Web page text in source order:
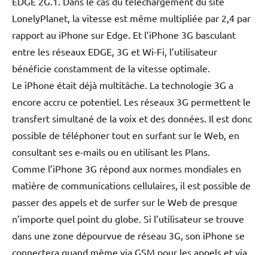
LonelyPlanet, la vitesse est même multipliée par 2,4 par
rapport au iPhone sur Edge. Et l’iPhone 3G basculant
entre les réseaux EDGE, 3G et Wi-Fi, l’utilisateur
bénéficie constamment de la vitesse optimale.
Le iPhone était déjà multitâche. La technologie 3G a
encore accru ce potentiel. Les réseaux 3G permettent le
transfert simultané de la voix et des données. Il est donc
possible de téléphoner tout en surfant sur le Web, en
consultant ses e-mails ou en utilisant les Plans.
Comme l’iPhone 3G répond aux normes mondiales en
matière de communications cellulaires, il est possible de
passer des appels et de surfer sur le Web de presque
n’importe quel point du globe. Si l’utilisateur se trouve
dans une zone dépourvue de réseau 3G, son iPhone se
connectera quand même via GSM pour les appels et via